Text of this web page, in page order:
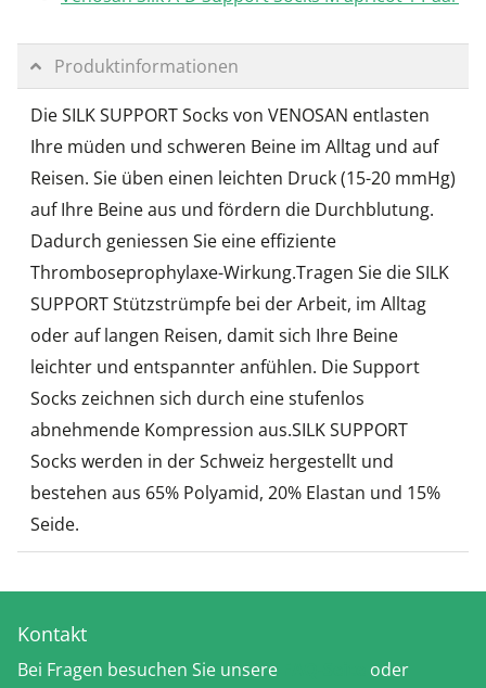
Produktinformationen
Die SILK SUPPORT Socks von VENOSAN entlasten
Ihre müden und schweren Beine im Alltag und auf
Reisen. Sie üben einen leichten Druck (15-20 mmHg)
auf Ihre Beine aus und fördern die Durchblutung.
Dadurch geniessen Sie eine effiziente
Thromboseprophylaxe-Wirkung.Tragen Sie die SILK
SUPPORT Stützstrümpfe bei der Arbeit, im Alltag
oder auf langen Reisen, damit sich Ihre Beine
leichter und entspannter anfühlen. Die Support
Socks zeichnen sich durch eine stufenlos
abnehmende Kompression aus.SILK SUPPORT
Socks werden in der Schweiz hergestellt und
bestehen aus 65% Polyamid, 20% Elastan und 15%
Seide.
Kontakt
Bei Fragen besuchen Sie unsere
oder